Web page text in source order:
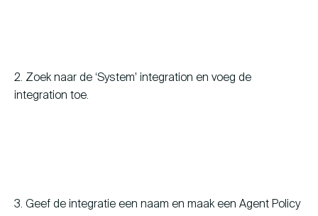
2. Zoek naar de ‘System’ integration en voeg de
integration toe.
3. Geef de integratie een naam en maak een Agent Policy